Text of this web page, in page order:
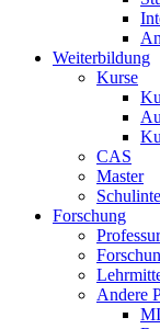
Weiterbildung
Kurse
CAS
Master
Forschung
Andere